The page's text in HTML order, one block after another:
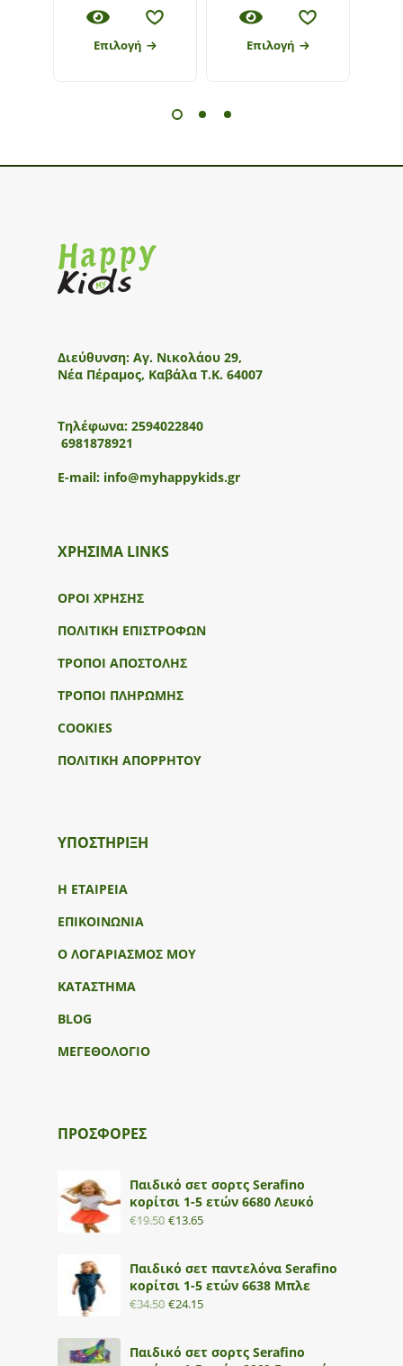
Επιλογή Επιλογή
Διεύθυνση: Αγ. Νικολάου 29,
Νέα Πέραμος, Καβάλα Τ.Κ. 64007
Τηλέφωνα: 2594022840
6981878921
E-mail: info@myhappykids.gr
ΧΡΗΣΙΜΑ LINKS
ΟΡΟΙ ΧΡΗΣΗΣ
ΠΟΛΙΤΙΚΗ ΕΠΙΣΤΡΟΦΩΝ
ΤΡΟΠΟΙ ΑΠΟΣΤΟΛΗΣ
ΤΡΟΠΟΙ ΠΛΗΡΩΜΗΣ
COOKIES
ΠΟΛΙΤΙΚΗ ΑΠΟΡΡΗΤΟΥ
ΥΠΟΣΤΉΡΙΞΗ
Η ΕΤΑΙΡΕΙΑ
ΕΠΙΚΟΙΝΩΝΙΑ
Ο ΛΟΓΑΡΙΑΣΜΟΣ ΜΟΥ
ΚΑΤΑΣΤΗΜΑ
BLOG
ΜΕΓΕΘΟΛΟΓΙΟ
ΠΡΟΣΦΟΡΕΣ
Παιδικό σετ σορτς Serafino
κορίτσι 1-5 ετών 6680 Λευκό
€19.50 €13.65
Παιδικό σετ παντελόνα Serafino
κορίτσι 1-5 ετών 6638 Μπλε
€34.50 €24.15
Παιδικό σετ σορτς Serafino